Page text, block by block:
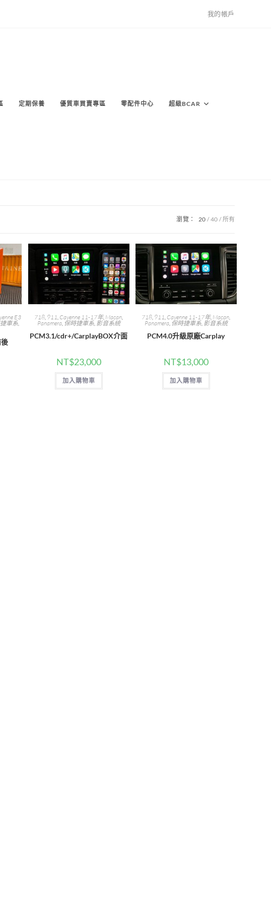
我的帳戶
定期保養 優質車買賣專區 零配件中心 超級BCAR
瀏覽： 20 40 所有
E3
車系,
718, 911, Cayenne 11-17年, Macan,
Panamera, 保時捷車系, 影音系統
PCM3.1/cdr+/CarplayBOX介面
NT$23,000
加入購物車
718, 911, Cayenne 11-17年, Macan,
Panamera, 保時捷車系, 影音系統
PCM4.0升級原廠Carplay
NT$13,000
加入購物車